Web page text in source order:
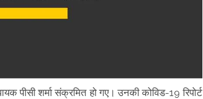
पीसी शर्मा संक्रमित हो गए। उनकी कोविड-19 रिपोर्ट